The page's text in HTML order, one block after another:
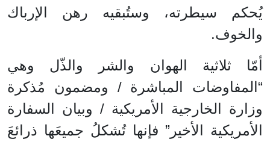
يُحكم سيطرته، وستُبقيه رهن الإرباك
والخوف.
أمّا ثلاثية الهوان والشر والذّل وهي
“المفاوضات المباشرة / ومضمون مُذكرة
وزارة الخارجية الأمريكية / وبيان السفارة
الأمريكية الأخير” فإنها تُشكلُ جميعَها ذرائعَ